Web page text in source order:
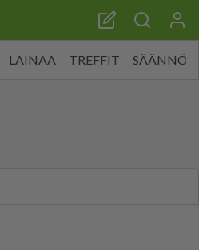
LAINAA TREFFIT SÄÄNNÖT